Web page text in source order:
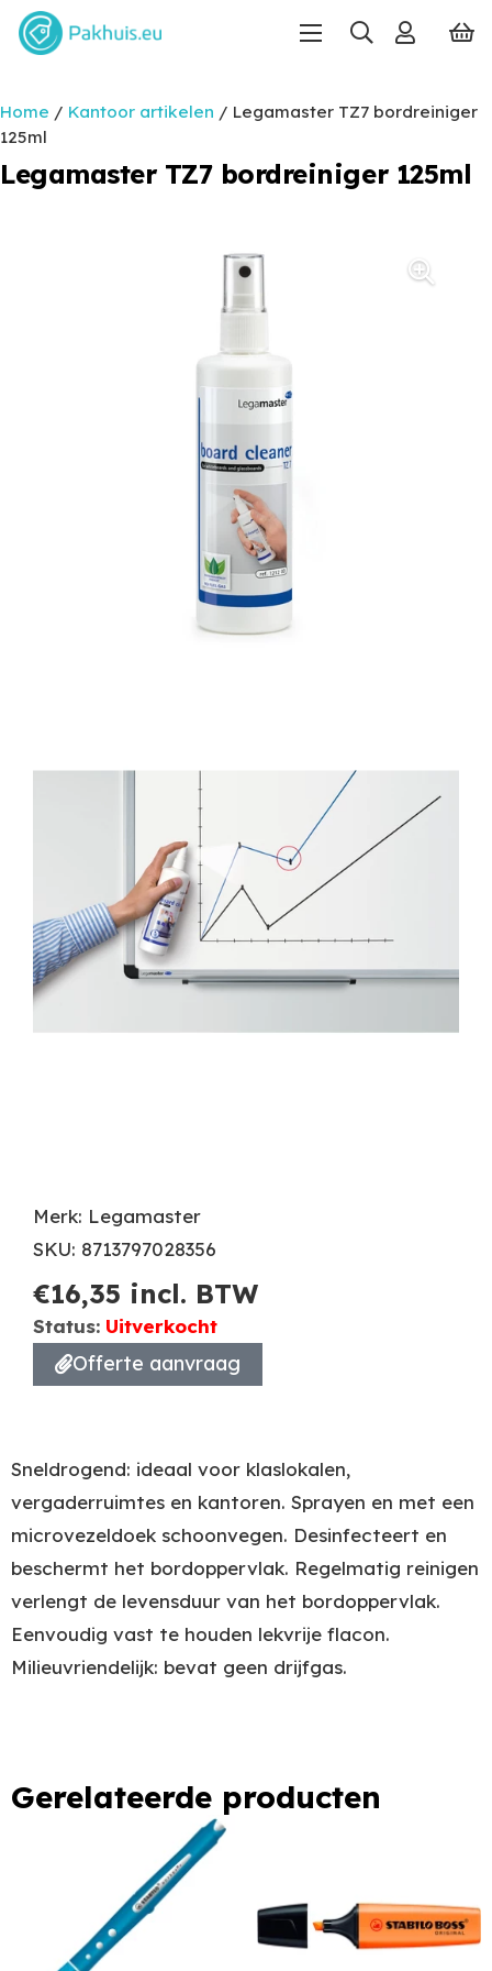
Home / Kantoor artikelen / Legamaster TZ7 bordreiniger
125ml
Legamaster TZ7 bordreiniger 125ml
Merk: Legamaster
SKU: 8713797028356
€16,35 incl. BTW
Status: Uitverkocht
Offerte aanvraag
Sneldrogend: ideaal voor klaslokalen,
vergaderruimtes en kantoren. Sprayen en met een
microvezeldoek schoonvegen. Desinfecteert en
beschermt het bordoppervlak. Regelmatig reinigen
verlengt de levensduur van het bordoppervlak.
Eenvoudig vast te houden lekvrije flacon.
Milieuvriendelijk: bevat geen drijfgas.
Gerelateerde producten